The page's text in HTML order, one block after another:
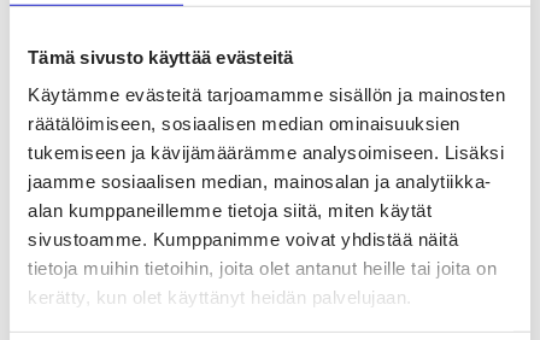
Tämä sivusto käyttää evästeitä
Käytämme evästeitä tarjoamamme sisällön ja mainosten
räätälöimiseen, sosiaalisen median ominaisuuksien
tukemiseen ja kävijämäärämme analysoimiseen. Lisäksi
jaamme sosiaalisen median, mainosalan ja analytiikka-
alan kumppaneillemme tietoja siitä, miten käytät
sivustoamme. Kumppanimme voivat yhdistää näitä
tietoja muihin tietoihin, joita olet antanut heille tai joita on
kerätty, kun olet käyttänyt heidän palvelujaan.
Tekstiilien tuottajavastuu (EPR)
Kannanotot ja lausunnot
Lausunnot ja kantapaperit
Pikamuodin rajoittaminen
Vaikuttajaryhmät jäsenyrityksille
Työelämä-vaikuttajaryhmä
Yritysvastuu, kiertotalous ja toimivat markkinat -
Kansainvälinen liiketoiminta ja rahoitus -
vaikuttajaryhmä
Julkiset hankinnat ja huoltovarmuus -
vaikuttajaryhmä
Kestävä tuotepolitiikka​ -vaikuttajaryhmä
Osaaminen ja vetovoima -vaikuttajaryhmä